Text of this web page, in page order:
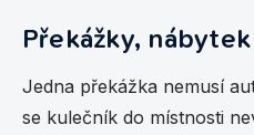
Překážky,
Jedna překážka nemusí
se kulečník do místnosti